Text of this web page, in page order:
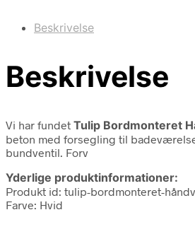
Beskrivelse
Beskrivelse
Vi har fundet Tulip Bordmonteret
beton med forsegling til
bundventil. Forv
Yderlige produktinformationer:
Produkt id: tulip-bordmonteret-
Farve: Hvid